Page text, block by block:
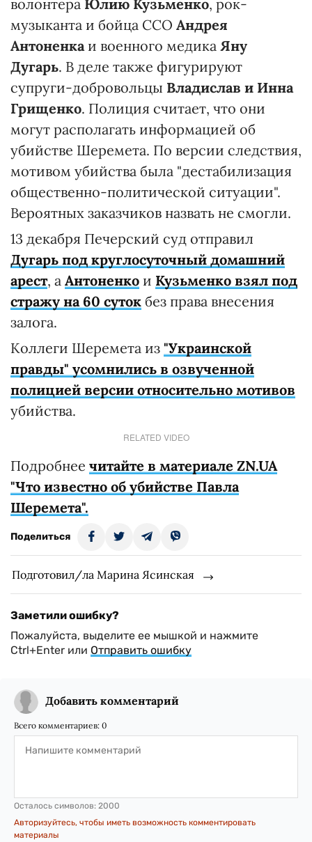
волонтера Юлию Кузьменко, рок-
музыканта и бойца ССО Андрея
Антоненка и военного медика Яну
Дугарь. В деле также фигурируют
супруги-добровольцы Владислав и Инна
Грищенко. Полиция считает, что они
могут располагать информацией об
убийстве Шеремета. По версии следствия,
мотивом убийства была "дестабилизация
общественно-политической ситуации".
Вероятных заказчиков назвать не смогли.
13 декабря Печерский суд отправил
Дугарь под круглосуточный домашний
арест, а Антоненко и Кузьменко взял под
стражу на 60 суток без права внесения
залога.
Коллеги Шеремета из "Украинской
правды" усомнились в озвученной
полицией версии относительно мотивов
убийства.
RELATED VIDEO
Подробнее читайте в материале ZN.UA
"Что известно об убийстве Павла
Шеремета".
Поделиться
Подготовил/ла Марина Ясинская
Заметили ошибку?
Пожалуйста, выделите ее мышкой и нажмите
Ctrl+Enter или Отправить ошибку
Добавить комментарий
Всего комментариев: 0
Осталось символов: 2000
Авторизуйтесь, чтобы иметь возможность комментировать
материалы